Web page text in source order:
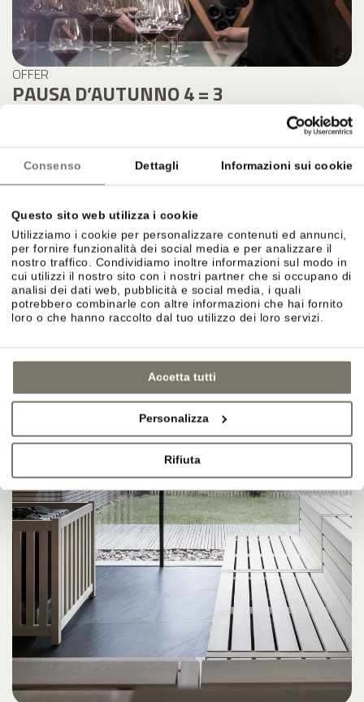
Consenso Dettagli Informazioni sui cookie
Questo sito web utilizza i cookie
Utilizziamo i cookie per personalizzare contenuti ed annunci,
per fornire funzionalità dei social media e per analizzare il
nostro traffico. Condividiamo inoltre informazioni sul modo in
cui utilizzi il nostro sito con i nostri partner che si occupano di
analisi dei dati web, pubblicità e social media, i quali
potrebbero combinarle con altre informazioni che hai fornito
loro o che hanno raccolto dal tuo utilizzo dei loro servizi.
Accetta tutti
Personalizza
Rifiuta
OFFER
PAUSA D’AUTUNNO 4 = 3
567,00 €
DETTAGLI